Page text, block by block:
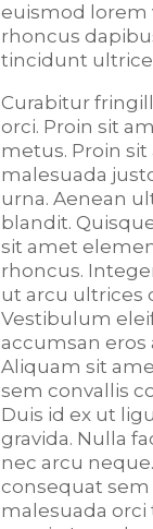
euismod lorem
rhoncus
tincidunt
Curabitur
orci. Proin sit
metus. Proin
malesuada
urna. Aenean
blandit.
sit amet
rhoncus.
ut arcu ultrices
Vestibulum
accumsan eros
Aliquam sit
sem convallis
Duis id ex ut
gravida. Nulla
nec arcu
consequat sem
malesuada